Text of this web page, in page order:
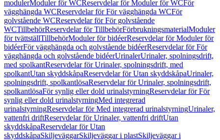
modulerModuler för WCReservdelar för Moduler för WCFör
vägghängda WCReservdelar för För vägghängda WCFör
golvstående WCReservdelar för För golvstående
WCTillbehörReservdelar för TillbehörFörbrukningsmaterialModuler
för tvättställTillbehörModuler för bidéerReservdelar för Moduler för
bidéerFör vägghängda och golvstående bidéerReservdelar för För
vägghängda och golvstående bidéerUrinalerUrinaler, spolningsdrift,
med spolkantReservdelar för Urinaler, spolningsdrift, med
spolkantUtan skyddskåpaReservdelar för Utan skyddskåpaUrinaler,
spolningsdrift, spolkantlösaReservdelar för Urinaler, spolningsdrift,
spolkantlösaFör synlig eller dold urinalstyrningReservdelar för För
synlig eller dold urinalstyrningMed integrerad
urinalstyrningReservdelar för Med integrerad urinalstyrningUrinaler,
vattenfri driftReservdelar för Urinaler, vattenfri driftUtan
skyddskåpaReservdelar för Utan
skyddskåpaSkiljeväggarSkiljeväggar i plastSkiljeväggar i